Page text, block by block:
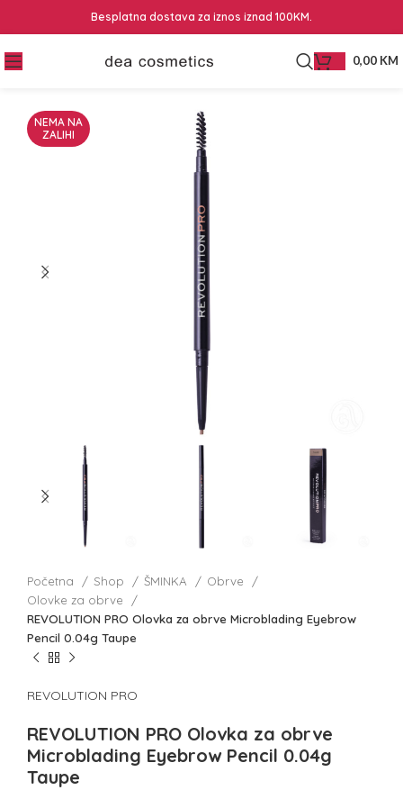
Besplatna dostava za iznos iznad 100KM.
0,00 KM
NEMA NA
ZALIHI
Početna Shop ŠMINKA
Obrve
Olovke za obrve
REVOLUTION PRO Olovka za obrve Microblading Eyebrow
Pencil 0.04g Taupe
REVOLUTION PRO
REVOLUTION PRO Olovka za obrve
Microblading Eyebrow Pencil 0.04g
Taupe